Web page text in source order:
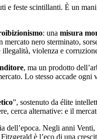
e feste scintillanti. È un
: una misura
mercato nero sterminato,
violenza e
, ma un prodotto
Lo stesso accade
”, sostenuto da élite
cerca alternative: e il
dell’epoca. Negli anni Venti,
è l’eco di una